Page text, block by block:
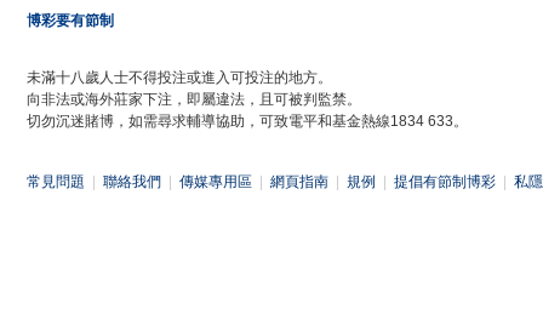
博彩要有節制
未滿十八歲人士不得投注或進入可投注的地方。
向非法或海外莊家下注，即屬違法，且可被判監禁。
切勿沉迷賭博，如需尋求輔導協助，可致電平和基金熱線1834 633。
常見問題 聯絡我們 傳媒專用區 網頁指南 規例 提倡有節制博彩 私